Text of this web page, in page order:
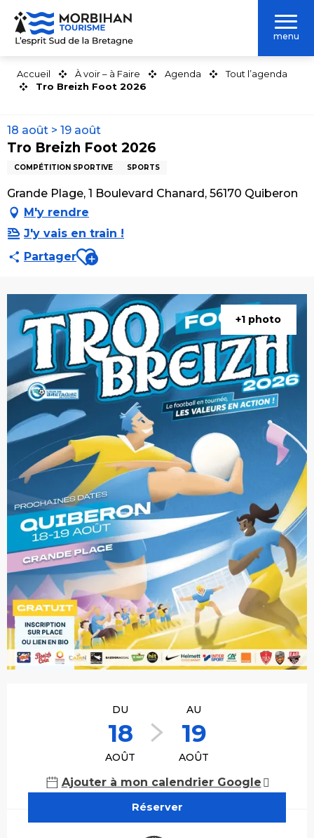
Aller
contenu
menu
Accueil À voir – à Faire Agenda
Tout l’agenda
Tro Breizh Foot 2026
18 août > 19 août
Tro Breizh Foot 2026
COMPÉTITION SPORTIVE SPORTS
Grande Plage, 1 Boulevard Chanard, 56170 Quiberon
M'y rendre
J'y vais en train !
PartagerAjouter aux favoris
+1 photo
DU
18
AOÛT
AU
19
AOÛT
Ajouter à mon calendrier Google
Réserver